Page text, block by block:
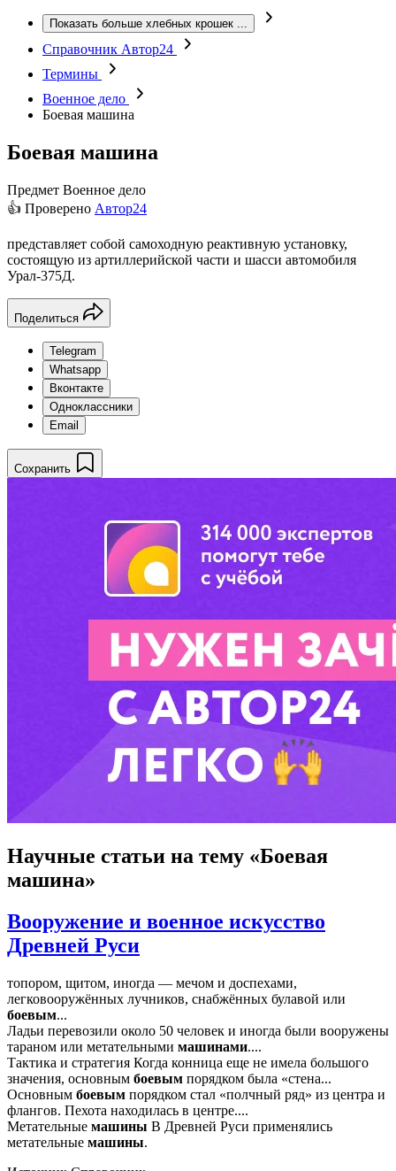
Показать больше хлебных крошек ...
Справочник Автор24
Термины
Военное дело
Боевая машина
Боевая машина
Предмет Военное дело
👍 Проверено Автор24
представляет собой самоходную реактивную установку,
состоящую из артиллерийской части и шасси автомобиля
Урал-375Д.
Поделиться
Telegram
Whatsapp
Вконтакте
Одноклассники
Email
Сохранить
Научные статьи на тему «Боевая
машина»
Вооружение и военное искусство
Древней Руси
топором, щитом, иногда — мечом и доспехами,
легковооружённых лучников, снабжённых булавой или
боевым...
Ладьи перевозили около 50 человек и иногда были вооружены
тараном или метательными машинами....
Тактика и стратегия Когда конница еще не имела большого
значения, основным боевым порядком была «стена...
Основным боевым порядком стал «полчный ряд» из центра и
флангов. Пехота находилась в центре....
Метательные машины В Древней Руси применялись
метательные машины.